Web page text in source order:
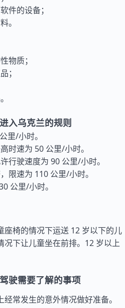
件的设备；
。
物质；
；
入乌克兰的规则
里/小时。
时速为 50 公里/小时。
行驶速度为 90 公里/小时。
限速为 110 公里/小时。
公里/小时。
座椅的情况下运送 12 岁以下的儿
下让儿童坐在前排。12 岁以上
驶需要了解的事项
常发生的意外情况做好准备。